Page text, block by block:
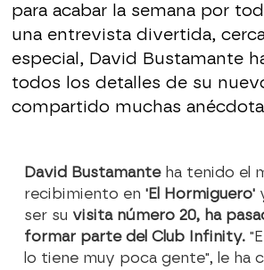
para acabar la semana por
una entrevista divertida,
especial, David Bustamante
todos los detalles de su
compartido muchas
David Bustamanteha tenido el
recibimiento en'El Hormiguero'
ser su visita número 20, ha
formar parte del Club Infinity.
lo tiene muy poca gente", le ha